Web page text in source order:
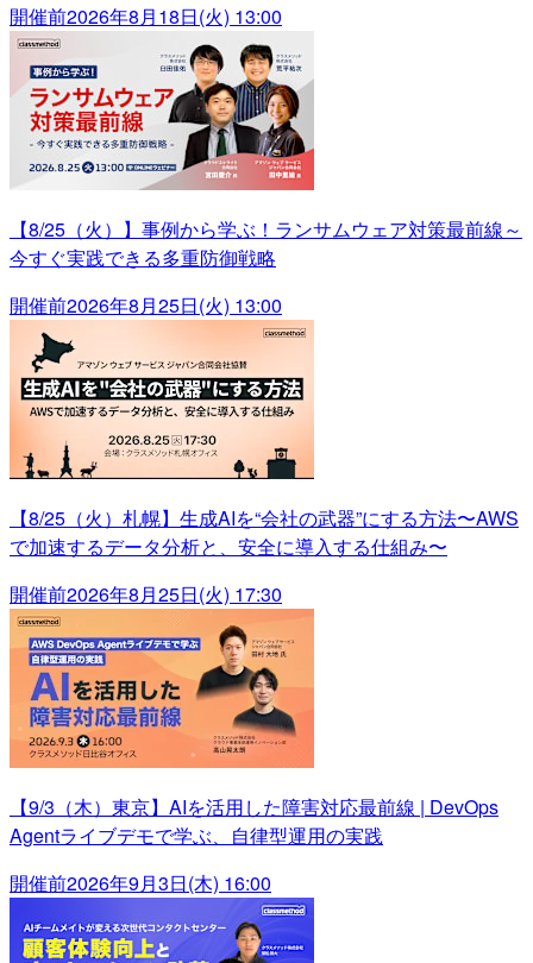
開催前2026年8月18日(火) 13:00
【8/25（火）】事例から学ぶ！ランサムウェア対策最前線～
今すぐ実践できる多重防御戦略
開催前2026年8月25日(火) 13:00
【8/25（火）札幌】生成AIを“会社の武器”にする方法〜AWS
で加速するデータ分析と、安全に導入する仕組み〜
開催前2026年8月25日(火) 17:30
【9/3（木）東京】AIを活用した障害対応最前線 | DevOps
Agentライブデモで学ぶ、自律型運用の実践
開催前2026年9月3日(木) 16:00